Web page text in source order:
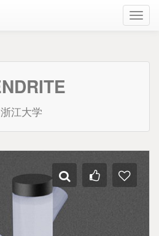
浙江大学